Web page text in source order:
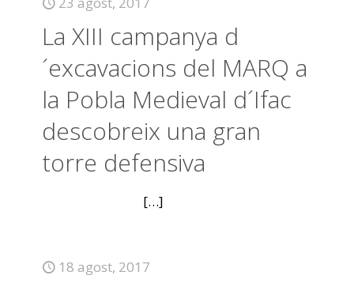
La XIII campanya d
´excavacions del MARQ a
la Pobla Medieval d´Ifac
descobreix una gran
torre defensiva
[…]
18 agost, 2017